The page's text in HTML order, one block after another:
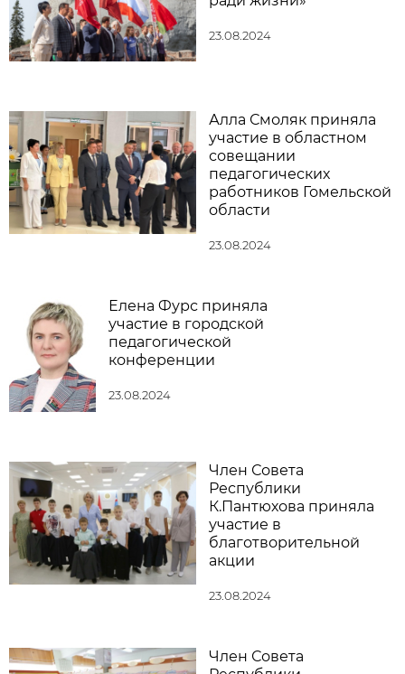
23.08.2024
Алла Смоляк приняла
участие в областном
совещании
педагогических
работников Гомельской
области
23.08.2024
Елена Фурс приняла
участие в городской
педагогической
конференции
23.08.2024
Член Совета
Республики
К.Пантюхова приняла
участие в
благотворительной
акции
23.08.2024
Член Совета